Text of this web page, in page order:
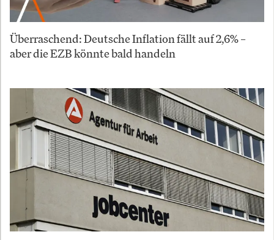
Überraschend: Deutsche Inflation fällt auf 2,6% –
aber die EZB könnte bald handeln